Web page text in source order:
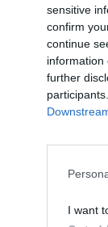
sensitive
confirm
continue
information
further
I want
encontrar nos
de preço nos
casos mais
competição nas
Sporting e caça;